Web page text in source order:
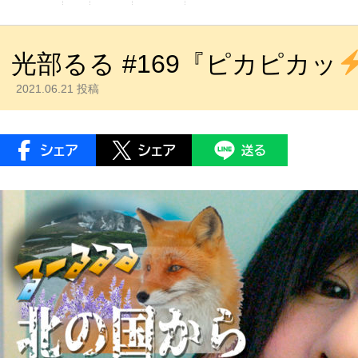
光部るる #169『ピカピカッ
2021.06.21 投稿